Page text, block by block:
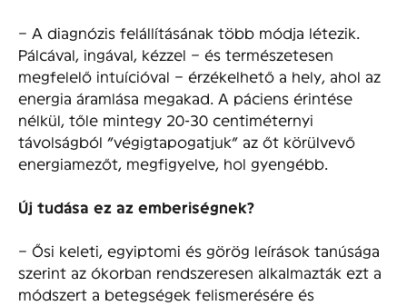
– A diagnózis felállításának több módja létezik.
Pálcával, ingával, kézzel – és természetesen
megfelelő intuícióval – érzékelhető a hely, ahol az
energia áramlása megakad. A páciens érintése
nélkül, tőle mintegy 20-30 centiméternyi
távolságból “végigtapogatjuk” az őt körülvevő
energiamezőt, megfigyelve, hol gyengébb.
Új tudása ez az emberiségnek?
– Ősi keleti, egyiptomi és görög leírások tanúsága
szerint az ókorban rendszeresen alkalmazták ezt a
módszert a betegségek felismerésére és